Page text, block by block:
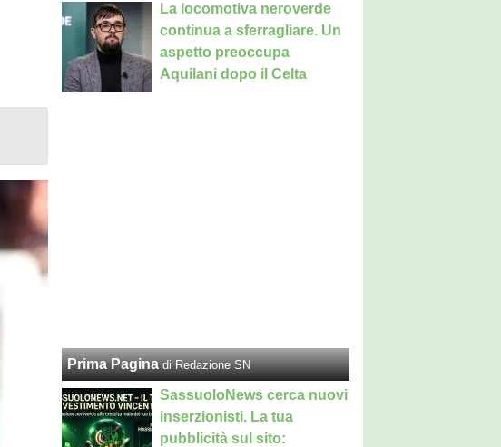
La locomotiva neroverde
continua a sferragliare. Un
aspetto preoccupa
Aquilani dopo il Celta
Prima Pagina di Redazione SN
SassuoloNews cerca nuovi
inserzionisti. La tua
pubblicità sul sito: